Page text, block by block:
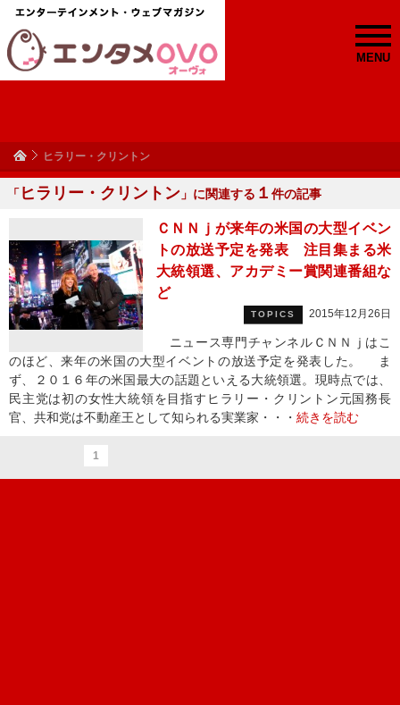
MENU
ヒラリー・クリントン
「 ヒラリー・クリントン 」に関連する １ 件の記事
ＣＮＮｊが来年の米国の大型イベン
トの放送予定を発表 注目集まる米
大統領選、アカデミー賞関連番組な
ど
TOPICS 2015年12月26日
ニュース専門チャンネルＣＮＮｊはこ
のほど、来年の米国の大型イベントの放送予定を発表した。 ま
ず、２０１６年の米国最大の話題といえる大統領選。現時点では、
民主党は初の女性大統領を目指すヒラリー・クリントン元国務長
官、共和党は不動産王として知られる実業家・・・ 続きを読む
1